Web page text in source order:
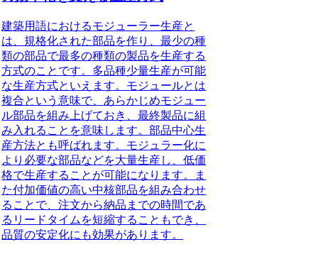
建築用語におけるモジューラー生産と
は、 規格化された部品を作り、最少の種
類の部品で最多の種類の製品を生産する
方式のことです。多品種少量生産が可能
な生産方式といえます。モジュールとは
複合という意味で、あらかじめモジュー
ル部品を組み上げておき、最終製品に組
み入れることを意味します。部品中心生
産方法とも呼ばれます。モジュラー化に
より必要な部品などを大量生産し、低価
格で生産することが可能になります。ま
た付加価値の高い中核部品を組み合わせ
ることで、注文から納品までの時間であ
るリードタイムを短縮することもでき、
品質の安定化にも効果があります。